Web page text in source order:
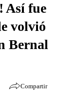
Así fue
volvió
Bernal
Compartir